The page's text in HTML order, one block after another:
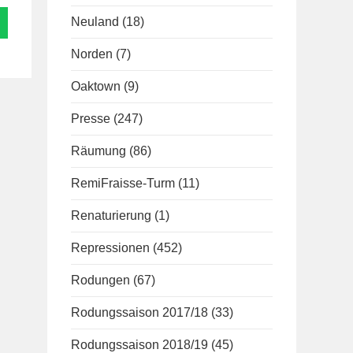
Neuland (18)
Norden (7)
Oaktown (9)
Presse (247)
Räumung (86)
RemiFraisse-Turm (11)
Renaturierung (1)
Repressionen (452)
Rodungen (67)
Rodungssaison 2017/18 (33)
Rodungssaison 2018/19 (45)